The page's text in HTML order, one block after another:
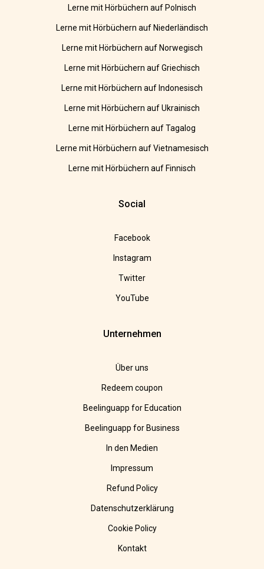
Lerne mit Hörbüchern auf Polnisch
Lerne mit Hörbüchern auf Niederländisch
Lerne mit Hörbüchern auf Norwegisch
Lerne mit Hörbüchern auf Griechisch
Lerne mit Hörbüchern auf Indonesisch
Lerne mit Hörbüchern auf Ukrainisch
Lerne mit Hörbüchern auf Tagalog
Lerne mit Hörbüchern auf Vietnamesisch
Lerne mit Hörbüchern auf Finnisch
Social
Facebook
Instagram
Twitter
YouTube
Unternehmen
Über uns
Redeem coupon
Beelinguapp for Education
Beelinguapp for Business
In den Medien
Impressum
Refund Policy
Datenschutzerklärung
Cookie Policy
Kontakt